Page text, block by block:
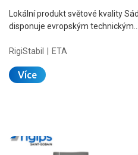
Lokální produkt světové kvality
disponuje evropským technickým…
RigiStabil ETA
Více